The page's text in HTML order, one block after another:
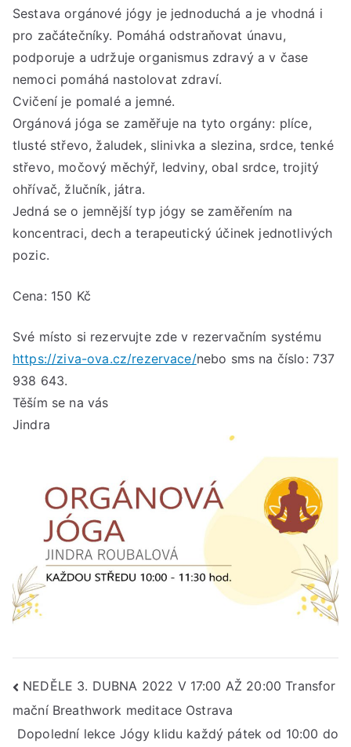
Sestava orgánové jógy je jednoduchá a je vhodná i
pro začátečníky. Pomáhá odstraňovat únavu,
podporuje a udržuje organismus zdravý a v čase
nemoci pomáhá nastolovat zdraví.
Cvičení je pomalé a jemné.
Orgánová jóga se zaměřuje na tyto orgány: plíce,
tlusté střevo, žaludek, slinivka a slezina, srdce, tenké
střevo, močový měchýř, ledviny, obal srdce, trojitý
ohřívač, žlučník, játra.
Jedná se o jemnější typ jógy se zaměřením na
koncentraci, dech a terapeutický účinek jednotlivých
pozic.
Cena: 150 Kč
Své místo si rezervujte zde v rezervačním systému
https://ziva-ova.cz/rezervace/nebo sms na číslo: 737
938 643.
Těším se na vás
Jindra
Navigace
pro
NEDĚLE 3. DUBNA 2022 V 17:00 AŽ 20:00 Transfor
mační Breathwork meditace Ostrava
Dopolední lekce Jógy klidu každý pátek od 10:00 do